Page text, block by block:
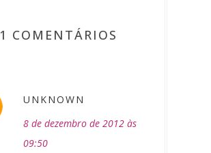
1 COMENTÁRIOS
UNKNOWN
8 de dezembro de 2012 às
09:50